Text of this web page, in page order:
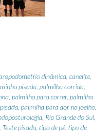
dinâmica, canelite,
minha pisada, palmilha corrida,
, palmilha para correr, palmilha
, palmilha para dor no joelho,
, Rio Grande do Sul,
, Teste pisada, tipo de pé, tipo de